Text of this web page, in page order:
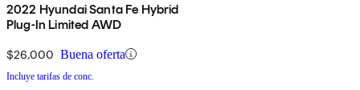
2022 Hyundai Santa Fe Hybrid
Plug-In Limited AWD
$26,000 Buena oferta
Incluye tarifas de conc.